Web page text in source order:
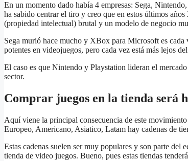
En un momento dado había 4 empresas: Sega,
ha sabido centrar el tiro y creo que en estos últimos
(propiedad intelectual) brutal y un modelo de negocio
Sega murió hace mucho y XBox para Microsoft es
potentes en videojuegos, pero cada vez está más lejos
El caso es que Nintendo y Playstation lideran el
sector.
Comprar juegos en la tienda será
Aquí viene la principal consecuencia de este
Europeo, Americano, Asiatico, Latam hay cadenas de
Estas cadenas suelen ser muy populares y son parte del
tienda de video juegos. Bueno, pues estas tiendas